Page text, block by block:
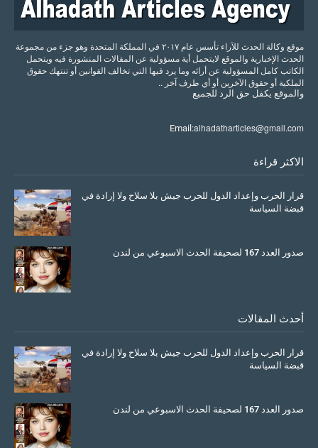
موقع وكالة الحدث للآراء تأسس عام ٢٠١٧ في المملكة المتحدة وهو جزء من مجموعة
الحدث الإخبارية والموقع لايتحمل أية مسؤولية عن المقالات المنشورة فيه ويتحمل
الكاتب كامل المسؤولية عن أرائه وما يرد فيها التي تخالف القوانين أو تنتهك حقوق
الملكية أو حقوق الآخرين أو أي طرف آخر ..
والموقع يكفل حق الرد للجميع
Email:alhadatharticles@gmail.com
الاكثر قراءة
قرار الحرب وإعداد الدول للحرب جيش بلا سلاح ولا إرادة في
قبضة السياسة
صدور العدد 167 لصحيفة الحدث الاسبوعي من لندن
أحدث المقالات
قرار الحرب وإعداد الدول للحرب جيش بلا سلاح ولا إرادة في
قبضة السياسة
صدور العدد 167 لصحيفة الحدث الاسبوعي من لندن